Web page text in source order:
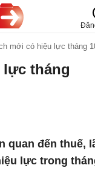
mới có hiệu lực tháng
lực tháng
quan đến thuế,
lực trong